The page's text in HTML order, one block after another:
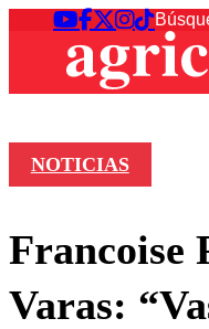
NOTICIAS
Francoise
Varas: